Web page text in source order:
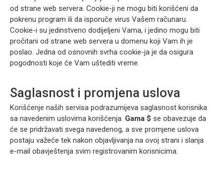
od strane web servera. Cookie-ji ne mogu biti korišćeni da
pokrenu program ili da isporuče virus Vašem računaru.
Cookie-i su jedinstveno dodijeljeni Vama, i jedino mogu biti
pročitani od strane web servera u domenu koji Vam ih je
poslao. Jedna od osnovnih svrha cookie-ja je da osigura
pogodnosti koje će Vam uštediti vreme.
Saglasnost i promjena uslova
Korišćenje naših servisa podrazumijeva saglasnost korisnika
sa navedenim uslovima korišćenja. Gama $ se obavezuje da
će se pridržavati svega navedenog, a sve promjene uslova
postaju važeće tek nakon objavljivanja na ovoj strani i slanja
e-mail obavještenja svim registrovanim korisnicima.